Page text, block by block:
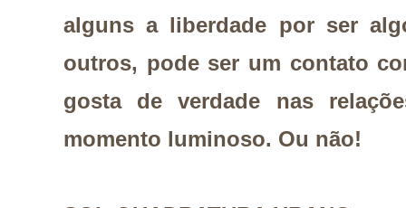
alguns a liberdade por ser
outros, pode ser um contato
gosta de verdade nas
momento luminoso. Ou não!